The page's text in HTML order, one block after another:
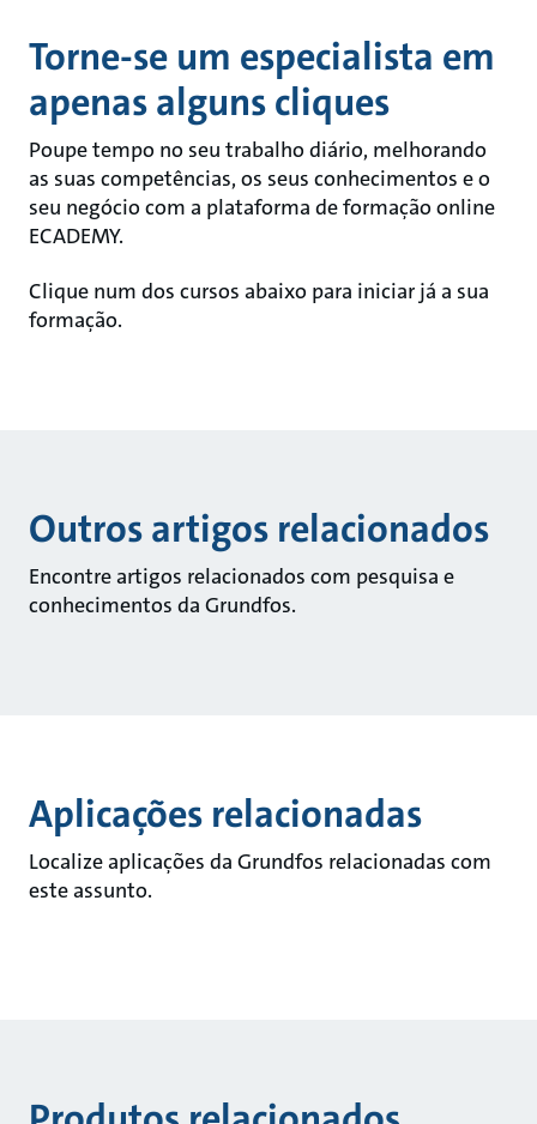
Torne-se um especialista em
apenas alguns cliques
Poupe tempo no seu trabalho diário, melhorando
as suas competências, os seus conhecimentos e o
seu negócio com a plataforma de formação online
ECADEMY.
Clique num dos cursos abaixo para iniciar já a sua
formação.
Outros artigos relacionados
Encontre artigos relacionados com pesquisa e
conhecimentos da Grundfos.
Aplicações relacionadas
Localize aplicações da Grundfos relacionadas com
este assunto.